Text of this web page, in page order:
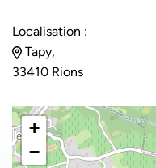
Localisation :
Tapy,
33410 Rions
+
−